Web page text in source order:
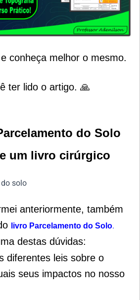
e conheça melhor o mesmo.
ter lido o artigo. 🙏
do Solo
um livro cirúrgico
anteriormente, também
livro Parcelamento do Solo.
destas dúvidas:
diferentes leis sobre o
seus impactos no nosso